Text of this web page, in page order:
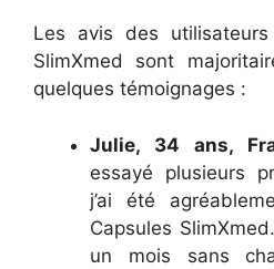
Les avis des
SlimXmed sont
quelques témoignages :
Julie, 34 ans,
essayé plusieurs
j’ai été
Capsules
un mois sans